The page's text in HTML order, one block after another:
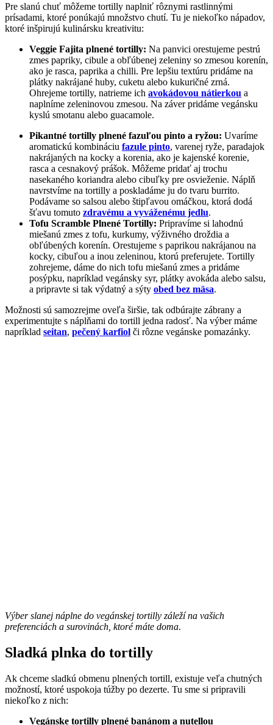
Pre slanú chuť môžeme tortilly naplniť rôznymi rastlinnými
prísadami, ktoré ponúkajú množstvo chutí. Tu je niekoľko nápadov,
ktoré inšpirujú kulinársku kreativitu:
Veggie Fajita plnené tortilly: Na panvici orestujeme pestrú
zmes papriky, cibule a obľúbenej zeleniny so zmesou korenín,
ako je rasca, paprika a chilli. Pre lepšiu textúru pridáme na
plátky nakrájané huby, cuketu alebo kukuričné zrná.
Ohrejeme tortilly, natrieme ich avokádovou nátierkou a
naplníme zeleninovou zmesou. Na záver pridáme vegánsku
kyslú smotanu alebo guacamole.
Pikantné tortilly plnené fazuľou pinto a ryžou: Uvaríme
aromatickú kombináciu fazule pinto, varenej ryže, paradajok
nakrájaných na kocky a korenia, ako je kajenské korenie,
rasca a cesnakový prášok. Môžeme pridať aj trochu
nasekaného koriandra alebo cibuľky pre osvieženie. Náplň
navrstvíme na tortilly a poskladáme ju do tvaru burrito.
Podávame so salsou alebo štipľavou omáčkou, ktorá dodá
šťavu tomuto zdravému a vyváženému jedlu.
Tofu Scramble Plnené Tortilly: Pripravíme si lahodnú
miešanú zmes z tofu, kurkumy, výživného droždia a
obľúbených korenín. Orestujeme s paprikou nakrájanou na
kocky, cibuľou a inou zeleninou, ktorú preferujete. Tortilly
zohrejeme, dáme do nich tofu miešanú zmes a pridáme
posýpku, napríklad vegánsky syr, plátky avokáda alebo salsu,
a pripravte si tak výdatný a sýty obed bez mäsa.
Možnosti sú samozrejme oveľa širšie, tak odbúrajte zábrany a
experimentujte s náplňami do tortill jedna radosť. Na výber máme
napríklad seitan, pečený karfiol či rôzne vegánske pomazánky.
Výber slanej náplne do vegánskej tortilly záleží na vašich
preferenciách a surovinách, ktoré máte doma.
Sladká plnka do tortilly
Ak chceme sladkú obmenu plnených tortill, existuje veľa chutných
možností, ktoré uspokoja túžby po dezerte. Tu sme si pripravili
niekoľko z nich:
Vegánske tortilly plnené banánom a nutellou